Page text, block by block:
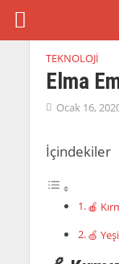
TEKNOLOJI
Elma
Ocak 16,
İçindekiler
🍎
🍏